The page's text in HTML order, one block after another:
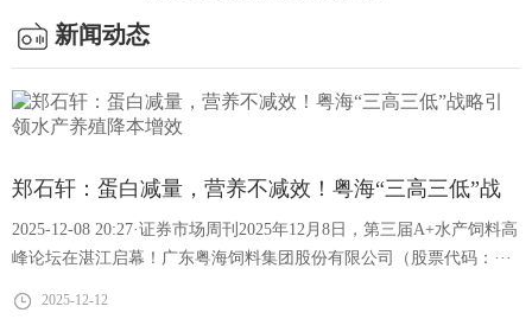
客户案例
新闻动态
郑石轩：蛋白减量，营养不减效！粤海“三高三低”战
略引领水产养殖降本增效
2025-12-08 20:27·证券市场周刊2025年12月8日，第三届A+水产饲料高
峰论坛在湛江启幕！广东粤海饲料集团股份有限公司（股票代码：···
2025-12-12
饲料的质量标准有哪些？
我国饲料质量标准以强制性国家标准为核心，搭配专项法规、
流程的体系，···
猪饲料的选购？